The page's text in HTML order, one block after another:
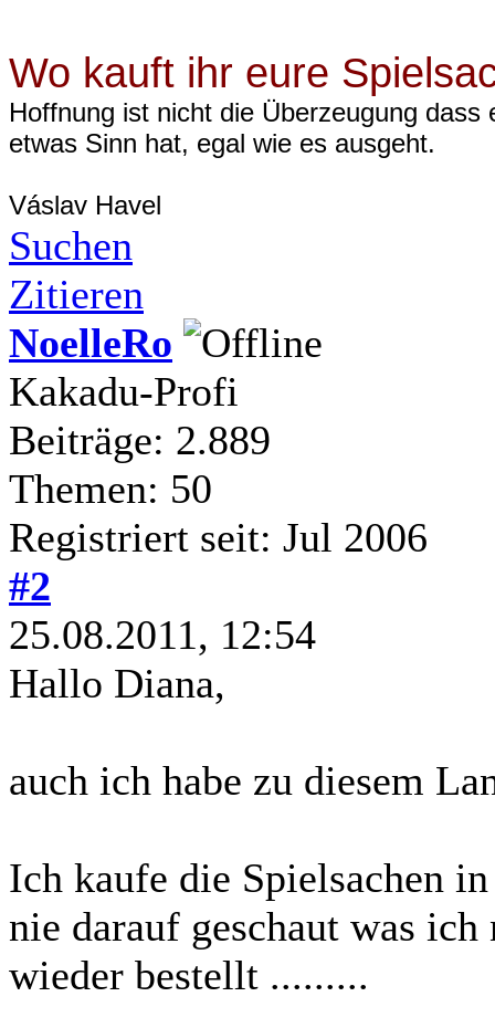
Wo kauft ihr eure
Hoffnung ist nicht die Überzeugung
etwas Sinn hat, egal wie es ausgeht.
Váslav Havel
Suchen
Zitieren
NoelleRo
Kakadu-Profi
Beiträge: 2.889
Themen: 50
Registriert seit: Jul 2006
#2
25.08.2011, 12:54
Hallo Diana,
auch ich habe zu diesem
Ich kaufe die Spielsachen
nie darauf geschaut was ich
wieder bestellt .........